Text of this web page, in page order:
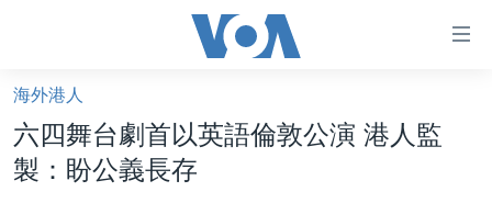
礙
鏈
接
跳
美國大選2024
海外港人
六四舞台劇首以英語倫敦公演 港人監
製：盼公義長存